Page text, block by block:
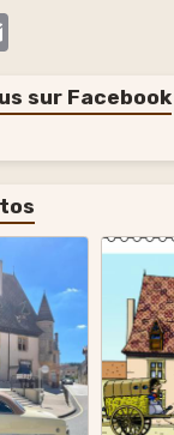
sur Facebook